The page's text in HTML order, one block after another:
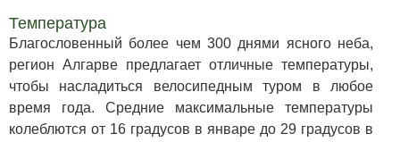
Температура
Благословенный более чем 300 днями ясного неба,
регион Алгарве предлагает отличные температуры,
чтобы насладиться велосипедным туром в любое
время года. Средние максимальные температуры
колеблются от 16 градусов в январе до 29 градусов в